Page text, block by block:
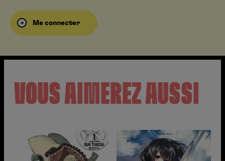
Me connecter
VOUS AIMEREZ AUSSI